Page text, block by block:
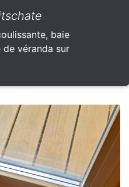
baie
véranda sur